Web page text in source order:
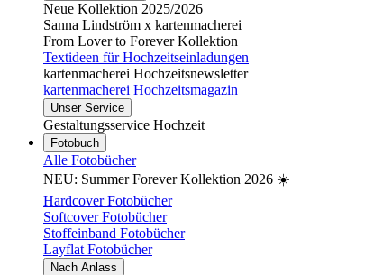
Neue Kollektion 2025/2026
Sanna Lindström x kartenmacherei
From Lover to Forever Kollektion
Textideen für Hochzeitseinladungen
kartenmacherei Hochzeitsnewsletter
kartenmacherei Hochzeitsmagazin
Unser Service
Gestaltungsservice Hochzeit
Fotobuch
Alle Fotobücher
NEU: Summer Forever Kollektion 2026 ☀️
Hardcover Fotobücher
Softcover Fotobücher
Stoffeinband Fotobücher
Layflat Fotobücher
Nach Anlass